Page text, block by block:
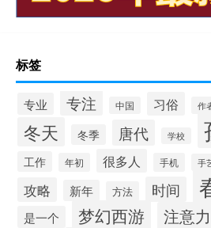
标签
专业 专注 中国 习俗 作
冬天 冬季 唐代 学校
工作 年初 很多人 手机 手
攻略 新年 方法 时间
是一个 梦幻西游 注意力